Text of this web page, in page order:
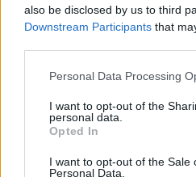
also be disclosed by us to third
Downstream Participants that
Please note that this website/
not limited to your visit or usage
grant or deny consent to Google
use your data for below
consent section.
Personal Data Processing
I want to opt-out of the
personal data.
Opted In
I want to opt-out of the Sale
Personal Data.
Scoperte carcasse di moto e
Ilaria Mauri · 4 Ago 2026